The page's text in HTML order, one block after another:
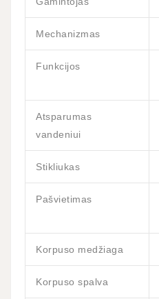
Mechanizmas
Funkcijos
Atsparumas
vandeniui
Stikliukas
Pašvietimas
Korpuso medžiaga
Korpuso spalva